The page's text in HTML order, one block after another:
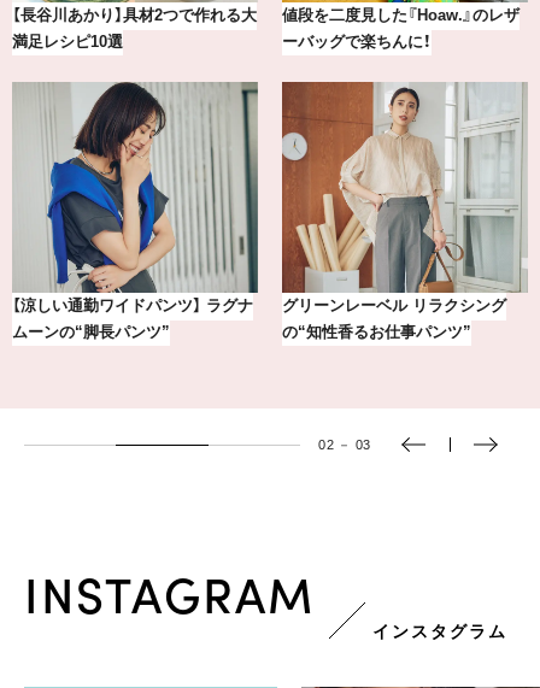
【2026年8月】鏡リュウジの12星座
別占い
冷凍宅配食【nosh-ナッシュ】で叶
える、がんばる私の「がん…
【銀座かねまつ】おしゃれ＆快適な
黒スニーカー4選
気分が上がる「フルラ」のアイウェ
アを「眼鏡市場」で探して。
03 － 03
INSTAGRAM
インスタグラム